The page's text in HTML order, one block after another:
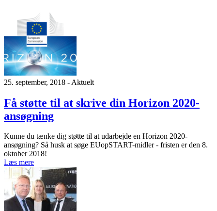
25. september, 2018 - Aktuelt
Få støtte til at skrive din Horizon 2020-
ansøgning
Kunne du tænke dig støtte til at udarbejde en Horizon 2020-
ansøgning? Så husk at søge EUopSTART-midler - fristen er den 8.
oktober 2018!
Læs mere